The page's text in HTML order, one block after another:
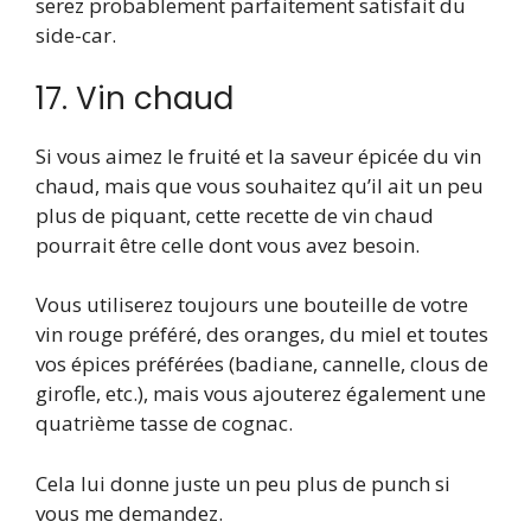
side-car.
17. Vin chaud
Si vous aimez le fruité et la saveur épicée du vin
chaud, mais que vous souhaitez qu’il ait un peu
plus de piquant, cette recette de vin chaud
pourrait être celle dont vous avez besoin.
Vous utiliserez toujours une bouteille de votre
vin rouge préféré, des oranges, du miel et toutes
vos épices préférées (badiane, cannelle, clous de
girofle, etc.), mais vous ajouterez également une
quatrième tasse de cognac.
Cela lui donne juste un peu plus de punch si
vous me demandez.